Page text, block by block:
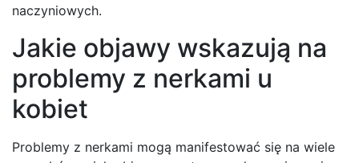
naczyniowych.
Jakie objawy wskazują na
problemy z nerkami u
kobiet
Problemy z nerkami mogą manifestować się na wiele